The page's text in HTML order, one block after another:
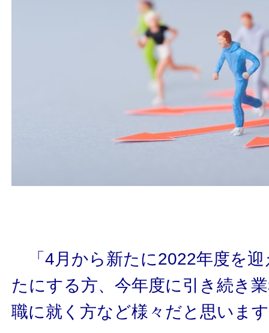
「4月から新たに2022年度を
たにする方、今年度に引き続き
職に就く方など様々だと思いま